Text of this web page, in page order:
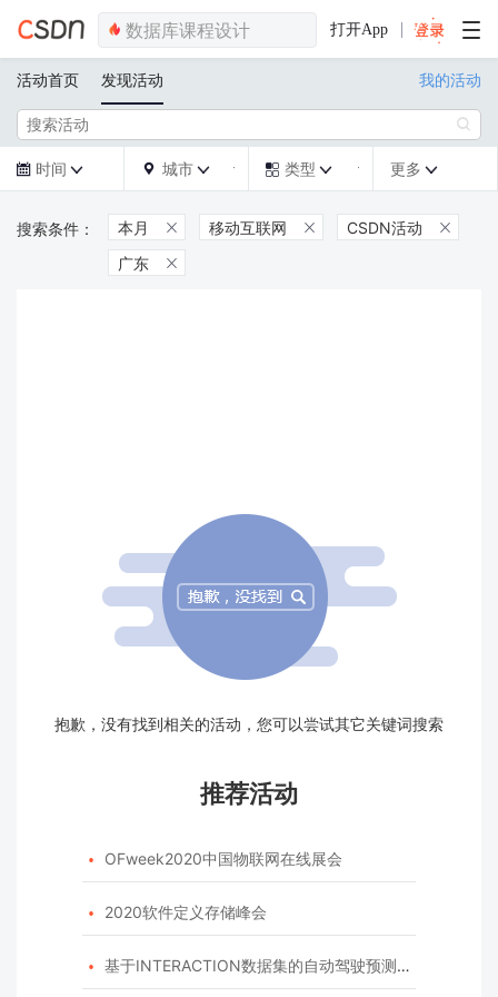
打开App
活动首页 发现活动 我的活动

 时间   城市   类型  更多 
本月  移动互联网  CSDN活动 
广东 
抱歉，没有找到相关的活动，您可以尝试其它关键词搜索
推荐活动
 OFweek2020中国物联网在线展会
 2020软件定义存储峰会
 基于INTERACTION数据集的自动驾驶预测模型挑战赛